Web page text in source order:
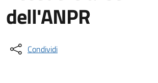
dell'ANPR
Condividi